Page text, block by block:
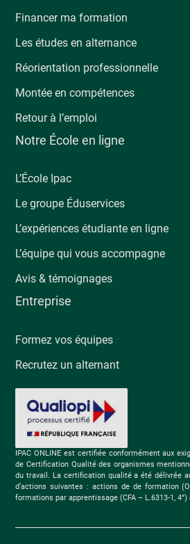
Financer ma formation
Les études en alternance
Réorientation professionnelle
Montée en compétences
Retour à l’emploi
Notre École en ligne
L’École Ipac
Le groupe Éduservices
L’expériences étudiante en ligne
L’équipe qui vous accompagne
Avis & témoignages
Entreprise
Formez vos équipes
Recrutez un alternant
IPAC ONLINE est certifiée conformément aux
de Certification Qualité des organismes
du travail. La certification qualité a été délivrée
d’actions suivantes : actions de de formation
formations par apprentissage (CFA – L.6313-1,